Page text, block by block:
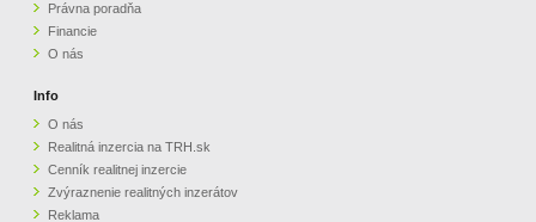
Právna poradňa
Financie
O nás
Info
O nás
Realitná inzercia na TRH.sk
Cenník realitnej inzercie
Zvýraznenie realitných inzerátov
Reklama